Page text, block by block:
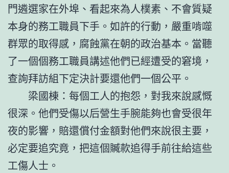
門遴選家在外埠、看起來為人樸素、不會質疑
本身的務工職員下手。如許的行動，嚴重啃噬
群眾的取得感，腐蝕黨在朝的政治基本。當聽
了一個個務工職員講述他們已經遭受的窘境，
查詢拜訪組下定決計要還他們一個公平。
梁國棟：每個工人的抱怨，對我來說感慨
很深。他們受傷以后營生手腕能夠也會受很年
夜的影響，賠還償付金額對他們來說很主要，
必定要追究竟，把這個贓款追得手前往給這些
工傷人士。